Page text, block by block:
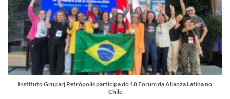
Instituto Gruparj Petrópolis participa do 18 Forum da Alianza Latina no
Chile